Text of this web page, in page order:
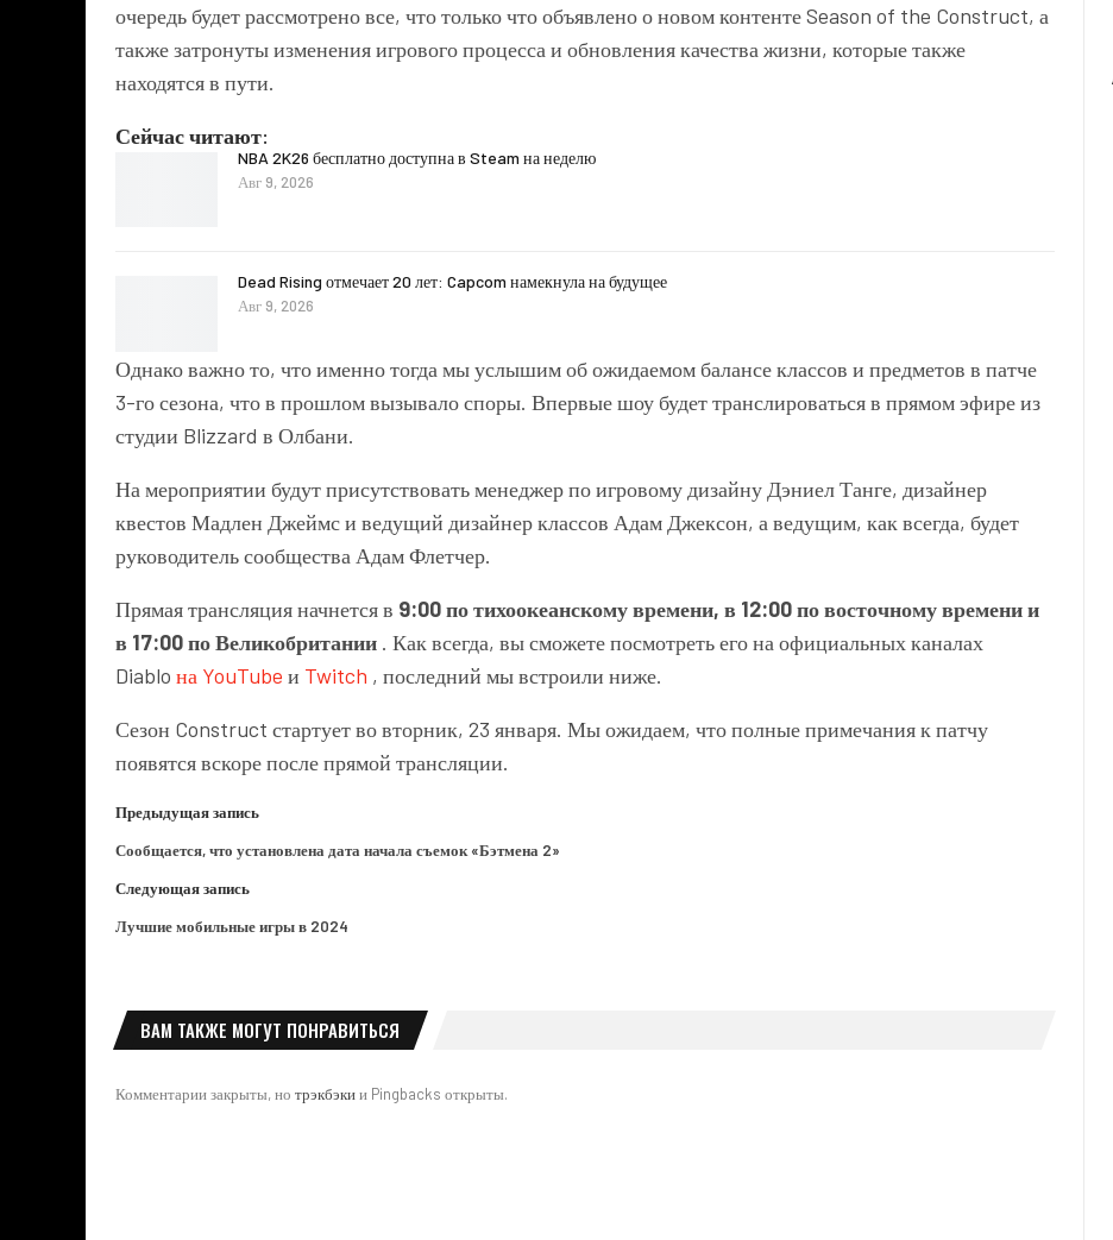
очередь будет рассмотрено все, что только что объявлено о новом контенте Season of the Construct, а
также затронуты изменения игрового процесса и обновления качества жизни, которые также
находятся в пути.
Сейчас читают:
NBA 2K26 бесплатно доступна в Steam на неделю
Авг 9, 2026
Dead Rising отмечает 20 лет: Capcom намекнула на будущее
Авг 9, 2026
Однако важно то, что именно тогда мы услышим об ожидаемом балансе классов и предметов в патче
3-го сезона, что в прошлом вызывало споры. Впервые шоу будет транслироваться в прямом эфире из
студии Blizzard в Олбани.
На мероприятии будут присутствовать менеджер по игровому дизайну Дэниел Танге, дизайнер
квестов Мадлен Джеймс и ведущий дизайнер классов Адам Джексон, а ведущим, как всегда, будет
руководитель сообщества Адам Флетчер.
Прямая трансляция начнется в 9:00 по тихоокеанскому времени, в 12:00 по восточному времени и
в 17:00 по Великобритании . Как всегда, вы сможете посмотреть его на официальных каналах
Diablo на YouTube и Twitch , последний мы встроили ниже.
Сезон Construct стартует во вторник, 23 января. Мы ожидаем, что полные примечания к патчу
появятся вскоре после прямой трансляции.
Предыдущая запись
Сообщается, что установлена ​​дата начала съемок «Бэтмена 2»
Следующая запись
Лучшие мобильные игры в 2024
ВАМ ТАКЖЕ МОГУТ ПОНРАВИТЬСЯ
Комментарии закрыты, но трэкбэкии Pingbacks открыты.